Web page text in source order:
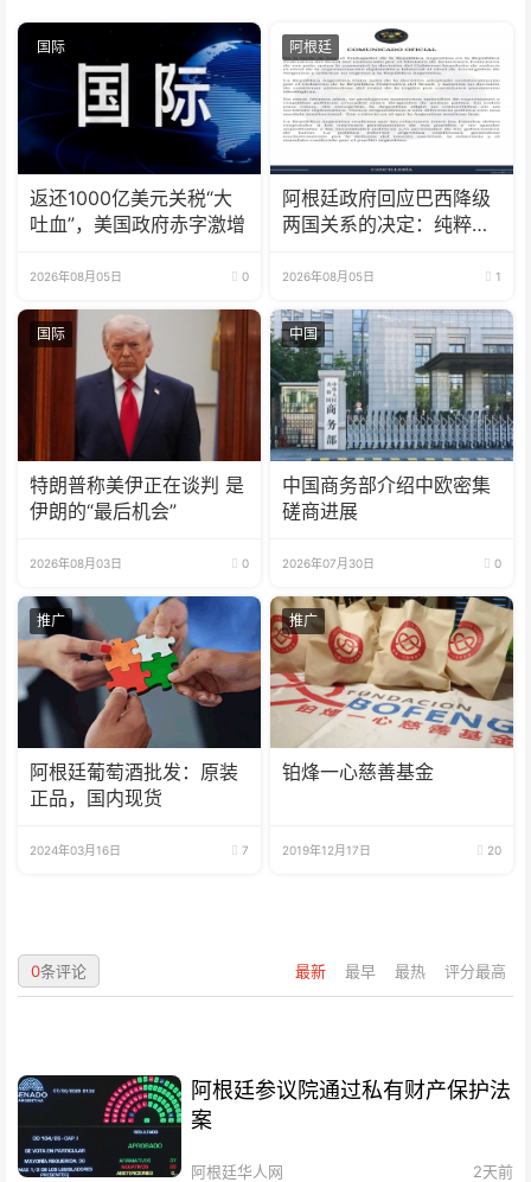
国际
返还1000亿美元关税“大
吐血”，美国政府赤字激增
2026年08月05日 0
阿根廷
阿根廷政府回应巴西降级
两国关系的决定：纯粹意
2026年08月05日 1
国际
特朗普称美伊正在谈判 是
伊朗的“最后机会”
2026年08月03日 0
中国
中国商务部介绍中欧密集
磋商进展
2026年07月30日 0
推广
阿根廷葡萄酒批发：原装
正品，国内现货
2024年03月16日 7
推广
铂烽一心慈善基金
2019年12月17日 20
最新 最早 最热 评分最高
0条评论
阿根廷参议院通过私有财产保护法
案
阿根廷华人网 2天前